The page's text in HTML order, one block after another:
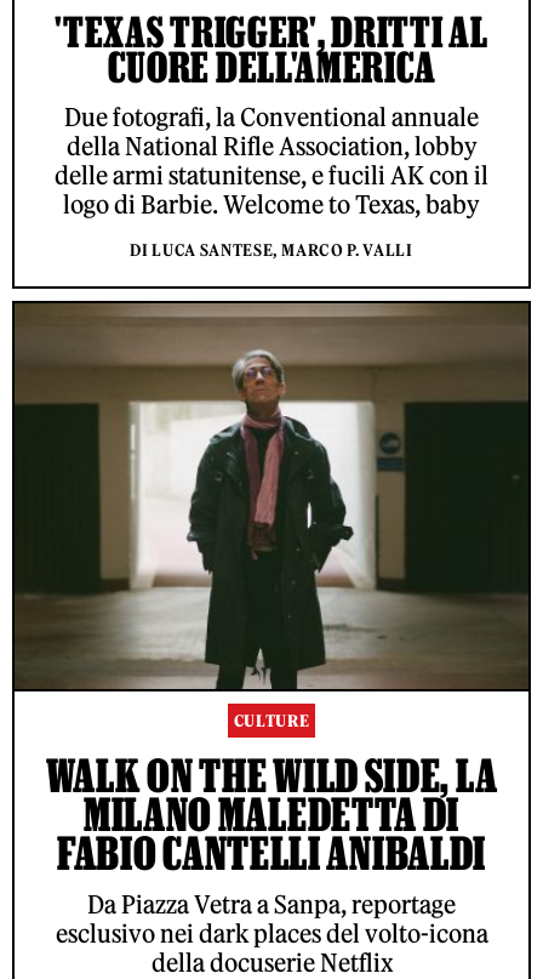
'TEXAS TRIGGER', DRITTI AL
CUORE DELL'AMERICA
Due fotografi, la Conventional annuale
della National Rifle Association, lobby
delle armi statunitense, e fucili AK con il
logo di Barbie. Welcome to Texas, baby
DI LUCA SANTESE, MARCO P. VALLI
CULTURE
WALK ON THE WILD SIDE, LA
MILANO MALEDETTA DI
FABIO CANTELLI ANIBALDI
Da Piazza Vetra a Sanpa, reportage
esclusivo nei dark places del volto-icona
della docuserie Netflix